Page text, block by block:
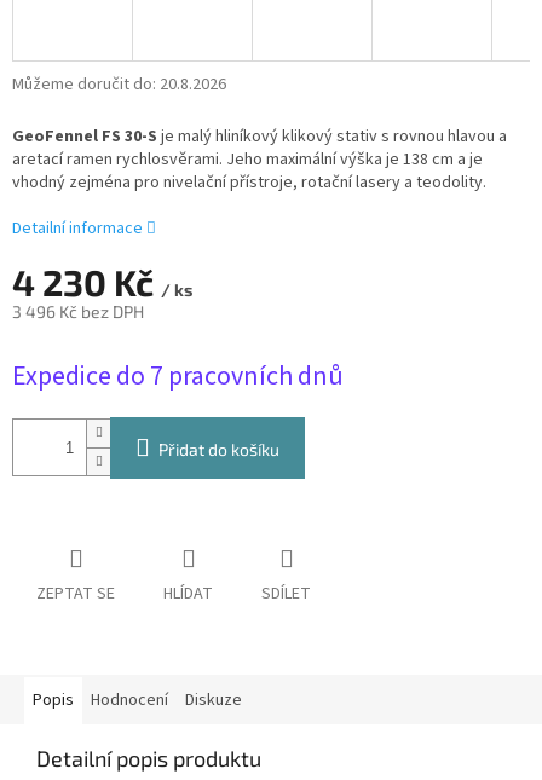
4 230 Kč / ks
3 496 Kč bez DPH
cena:
Expedice do 7 pracovních dnů
Můžeme doručit do: 20.8.2026
Přidat do košíku
GeoFennel FS 30-S je malý hliníkový klikový stativ s rovnou hlavou a
aretací ramen rychlosvěrami. Jeho maximální výška je 138 cm a je
vhodný zejména pro nivelační přístroje, rotační lasery a teodolity.
Detailní informace
ZEPTAT SE HLÍDAT SDÍLET
Popis Hodnocení Diskuze
Detailní popis produktu